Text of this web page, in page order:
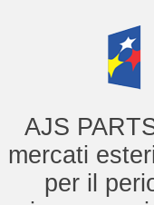
AJS
mercati
per il